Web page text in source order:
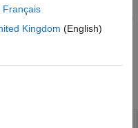
を境界とします。ここで
Français
Kingdom (English)